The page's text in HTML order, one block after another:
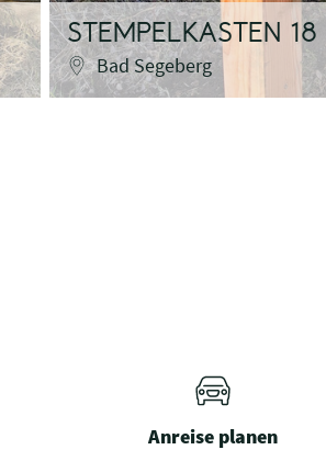
STEMPELKASTEN 18
Bad Segeberg
Anreise planen